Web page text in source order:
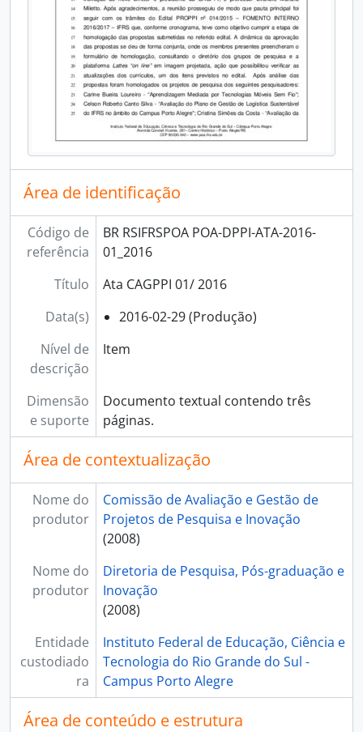
Área de identificação
Código de
referência
BR RSIFRSPOA POA-DPPI-ATA-2016-
01_2016
Título
Ata CAGPPI 01/ 2016
Data(s)
2016-02-29 (Produção)
Nível de
descrição
Item
Dimensão
e suporte
Documento textual contendo três
páginas.
Área de contextualização
Nome do
produtor
Comissão de Avaliação e Gestão de
Projetos de Pesquisa e Inovação
(2008)
Nome do
produtor
Diretoria de Pesquisa, Pós-graduação e
Inovação
(2008)
Entidade
custodiado
ra
Instituto Federal de Educação, Ciência e
Tecnologia do Rio Grande do Sul -
Campus Porto Alegre
Área de conteúdo e estrutura